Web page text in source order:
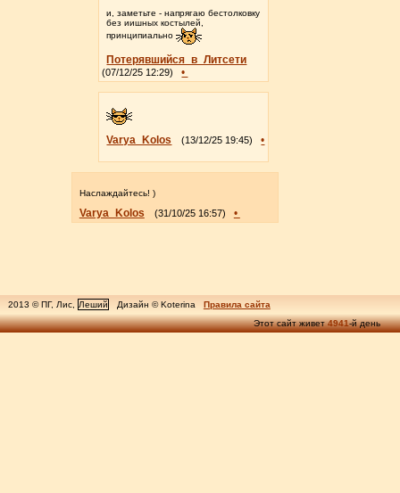
и, заметьте - напрягаю бестолковку
без иишных костылей,
принципиально
Потерявшийся_в_Литсети
(07/12/25 12:29) •
Varya_Kolos (13/12/25 19:45) •
Наслаждайтесь! )
Varya_Kolos (31/10/25 16:57) •
2013 © ПГ, Лис, Леший Дизайн © Koterina
Правила сайта
Этот сайт живет4941-й день